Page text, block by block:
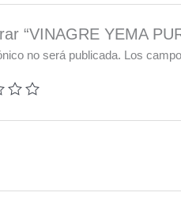
“VINAGRE YEMA
no será publicada. Los